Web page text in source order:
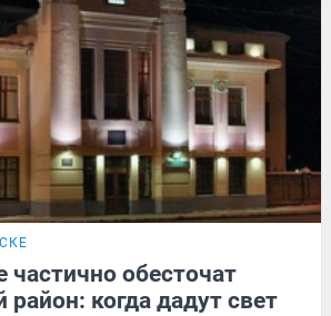
частично обесточат
когда дадут свет